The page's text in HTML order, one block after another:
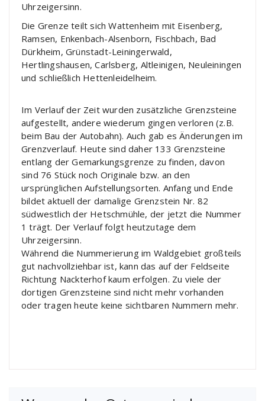
Uhrzeigersinn.
Die Grenze teilt sich Wattenheim mit Eisenberg,
Ramsen, Enkenbach-Alsenborn, Fischbach, Bad
Dürkheim, Grünstadt-Leiningerwald,
Hertlingshausen, Carlsberg, Altleinigen, Neuleiningen
und schließlich Hettenleidelheim.
Im Verlauf der Zeit wurden zusätzliche Grenzsteine
aufgestellt, andere wiederum gingen verloren (z.B.
beim Bau der Autobahn). Auch gab es Änderungen im
Grenzverlauf. Heute sind daher 133 Grenzsteine
entlang der Gemarkungsgrenze zu finden, davon
sind 76 Stück noch Originale bzw. an den
ursprünglichen Aufstellungsorten. Anfang und Ende
bildet aktuell der damalige Grenzstein Nr. 82
südwestlich der Hetschmühle, der jetzt die Nummer
1 trägt. Der Verlauf folgt heutzutage dem
Uhrzeigersinn.
Während die Nummerierung im Waldgebiet großteils
gut nachvollziehbar ist, kann das auf der Feldseite
Richtung Nackterhof kaum erfolgen. Zu viele der
dortigen Grenzsteine sind nicht mehr vorhanden
oder tragen heute keine sichtbaren Nummern mehr.